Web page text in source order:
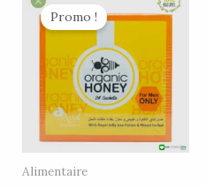
Promo !
Alimentaire
initial
79.90 €.
actuel
est :
59.90 €.